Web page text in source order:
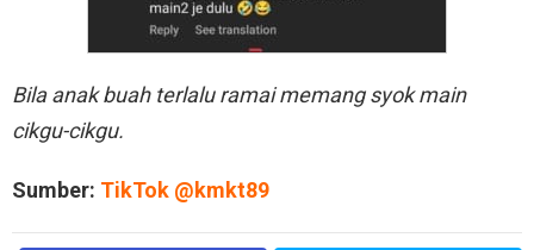
Bila anak buah terlalu ramai memang syok main
cikgu-cikgu.
Sumber: TikTok @kmkt89